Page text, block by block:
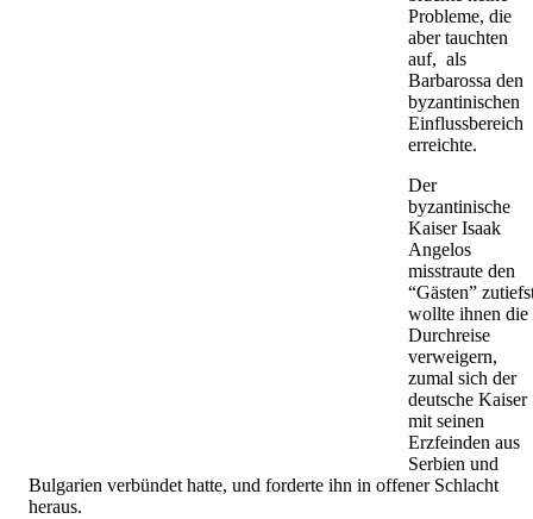
Probleme, die
aber tauchten
auf, als
Barbarossa den
byzantinischen
Einflussbereich
erreichte.
Der
byzantinische
Kaiser Isaak
Angelos
misstraute den
“Gästen”
wollte ihnen die
Durchreise
verweigern,
zumal sich der
deutsche Kaiser
mit seinen
Erzfeinden aus
Serbien und
Bulgarien verbündet hatte, und forderte ihn in offener Schlacht
heraus.